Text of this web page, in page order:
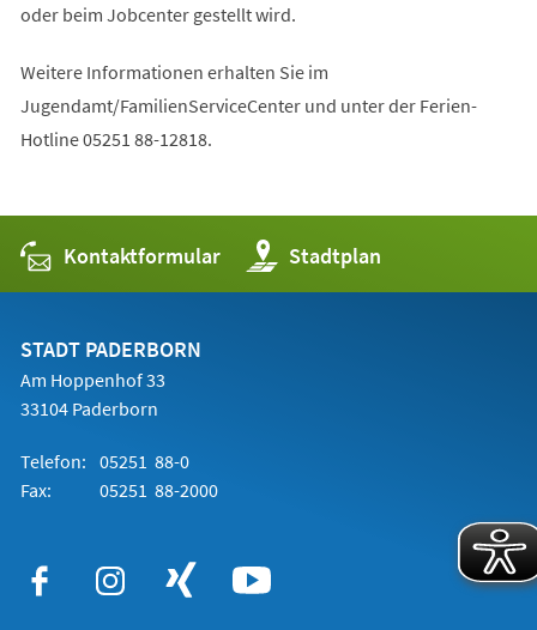
oder beim Jobcenter gestellt wird.
Weitere Informationen erhalten Sie im
Jugendamt/FamilienServiceCenter und unter der Ferien-
Hotline 05251 88-12818.
Kontaktformular Stadtplan
(Öffnet
in
einem
STADT PADERBORN
Am Hoppenhof 33
33104 Paderborn
Telefon: 05251 88-0
Fax:
05251 88-2000